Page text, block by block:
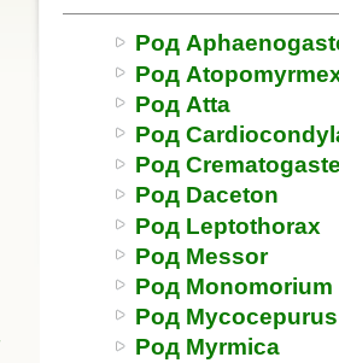
Род
Род
Род Atta
Род
Род
Род Daceton
Род Leptothorax
Род Messor
Род Monomorium
Род Mycocepurus
Род Myrmica